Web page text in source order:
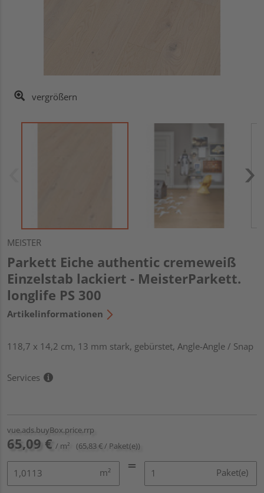
vergrößern
MEISTER
Parkett Eiche authentic cremeweiß
Einzelstab lackiert - MeisterParkett.
longlife PS 300
Artikelinformationen
118,7 x 14,2 cm, 13 mm stark, gebürstet, Angle-Angle / Snap
Services
vue.ads.buyBox.price.rrp
65,09 € / m² (65,83 € / Paket(e))
m² Paket(e)